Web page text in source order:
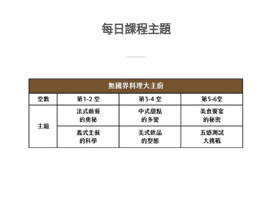
每日課程主題